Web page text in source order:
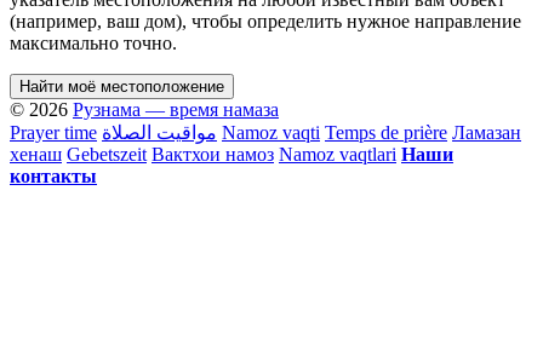
(например, ваш дом), чтобы определить нужное направление
максимально точно.
Найти моё местоположение
© 2026 Рузнама — время намаза
Prayer time مواقيت الصلاة Namoz vaqti Temps de prière Ламазан
хенаш Gebetszeit Вактхои намоз Namoz vaqtlari Наши
контакты